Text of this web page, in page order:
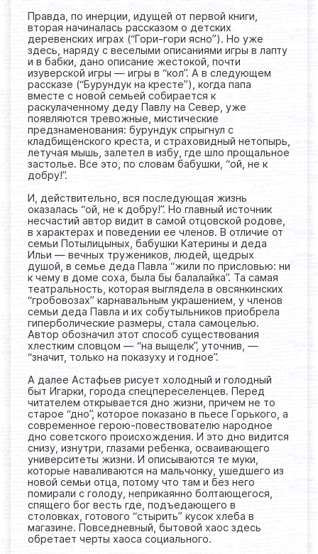
Правда, по инерции, идущей от первой книги,
вторая начиналась рассказом о детских
деревенских играх (“Гори-гори ясно”). Но уже
здесь, наряду с веселыми описаниями игры в лапту
и в бабки, дано описание жестокой, почти
изуверской игры — игры в “кол”. А в следующем
рассказе (“Бурундук на кресте”), когда папа
вместе с новой семьей собирается к
раскулаченному деду Павлу на Север, уже
появляются тревожные, мистические
предзнаменования: бурундук спрыгнул с
кладбищенского креста, и страховидный нетопырь,
летучая мышь, залетел в избу, где шло прощальное
застолье. Все это, по словам бабушки, “ой, не к
добру!”.
И, действительно, вся последующая жизнь
оказалась “ой, не к добру!”. Но главный источник
несчастий автор видит в самой отцовской родове,
в характерах и поведении ее членов. В отличие от
семьи Потылицыных, бабушки Катерины и деда
Ильи — вечных тружеников, людей, щедрых
душой, в семье деда Павла “жили по присловью: ни
к чему в доме соха, была бы балалайка”. Та самая
театральность, которая выглядела в овсянкинских
“гробовозах” карнавальным украшением, у членов
семьи деда Павла и их собутыльников приобрела
гиперболические размеры, стала самоцелью.
Автор обозначил этот способ существования
хлестким словцом — “на выщелк”, уточнив, —
“значит, только на показуху и годное”.
А далее Астафьев рисует холодный и голодный
быт Игарки, города спецпереселенцев. Перед
читателем открывается дно жизни, причем не то
старое “дно”, которое показано в пьесе Горького, а
современное герою-повествователю народное
дно советского происхождения. И это дно видится
снизу, изнутри, глазами ребенка, осваивающего
университеты жизни. И описываются те муки,
которые наваливаются на мальчонку, ушедшего из
новой семьи отца, потому что там и без него
помирали с голоду, неприкаянно болтающегося,
спящего бог весть где, подъедающего в
столовках, готового “стырить” кусок хлеба в
магазине. Повседневный, бытовой хаос здесь
обретает черты хаоса социального.